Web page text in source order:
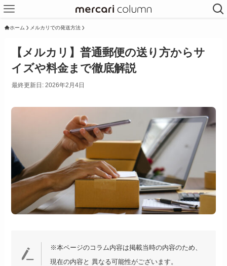
ホーム メルカリでの発送方法
【メルカリ】普通郵便の送り方からサ
イズや料金まで徹底解説
最終更新日: 2026年2月4日
※本ページのコラム内容は掲載当時の内容のため、
現在の内容と 異なる可能性がございます。